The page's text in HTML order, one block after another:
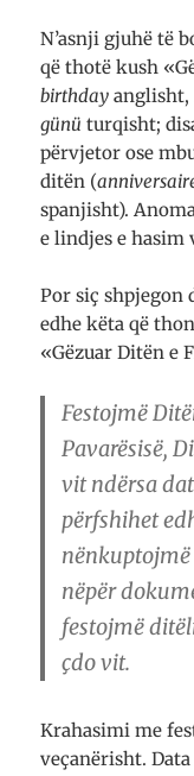
N’asnji gjuhë të
që thotë kush
birthday anglisht,
günü turqisht;
përvjetor ose
ditën (
spanjisht).
e lindjes e hasim
Por siç
edhe këta që
«Gëzuar Ditën e
Festojmë
Pavarësisë,
vit ndërsa
përfshihet
nëpër
festojmë
çdo vit.
Krahasimi me
veçanërisht.